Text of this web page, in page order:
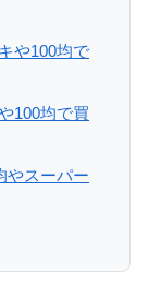
や100均で
100均で買
やスーパー